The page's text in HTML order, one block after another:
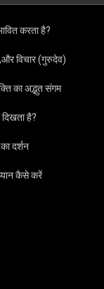
करता है?
विचार (गुरुदेव)
का अद्भुत संगम
है?
दर्शन
कैसे करें